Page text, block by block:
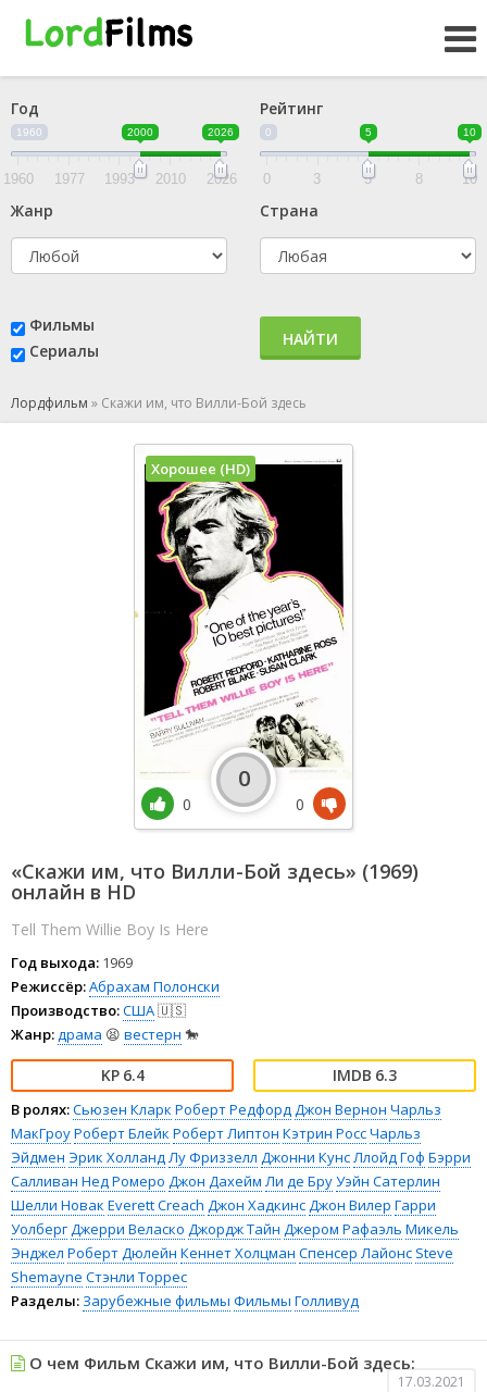
Год
1960 2000 2026
1960 1977 1993 2010 2026
Рейтинг
0 5 10
0 3 5 8 10
Жанр Страна
Фильмы
Сериалы
НАЙТИ
Лордфильм » Скажи им, что Вилли-Бой здесь
«Скажи им, что Вилли-Бой здесь» (1969)
онлайн в HD
Tell Them Willie Boy Is Here
Год выхода: 1969
Режиссёр:Абрахам Полонски
Производство:США🇺🇸
Жанр:драма 😫 вестерн 🐎
6.4 6.3
В ролях:Сьюзен Кларк Роберт РедфордДжон Вернон Чарльз
МакГроуРоберт Блейк Роберт Липтон Кэтрин РоссЧарльз
Эйдмен Эрик ХолландЛу Фриззелл Джонни КунсЛлойд Гоф Бэрри
Салливан Нед Ромеро Джон Дахейм Ли де БруУэйн Сатерлин
Шелли Новак Everett Creach Джон ХадкинсДжон Вилер Гарри
УолбергДжерри Веласко Джордж Тайн Джером Рафаэль Микель
Энджел Роберт Дюлейн Кеннет Холцман Спенсер Лайонс Steve
Shemayne Стэнли Торрес
Разделы: Зарубежные фильмы Фильмы Голливуд
Хорошее (HD)
0
0
0
О чем Фильм Скажи им, что Вилли-Бой здесь:
17.03.2021